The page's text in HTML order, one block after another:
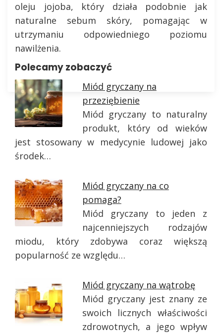
oleju jojoba, który działa podobnie jak
naturalne sebum skóry, pomagając w
utrzymaniu odpowiedniego poziomu
nawilżenia.
Polecamy zobaczyć
Miód gryczany na
przeziębienie
Miód gryczany to naturalny
produkt, który od wieków
jest stosowany w medycynie ludowej jako
środek…
Miód gryczany na co
pomaga?
Miód gryczany to jeden z
najcenniejszych rodzajów
miodu, który zdobywa coraz większą
popularność ze względu…
Miód gryczany na wątrobę
Miód gryczany jest znany ze
swoich licznych właściwości
zdrowotnych, a jego wpływ